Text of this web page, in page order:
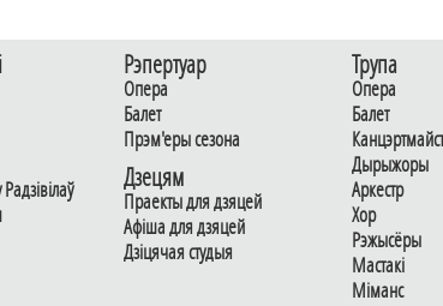
Рэпертуар
Опера
Балет
Прэм'еры сезона
Дзецям
Праекты для дзяцей
Афiша для дзяцей
Дзiцячая студыя
Трупа
Опера
Балет
Дырыжоры
Аркестр
Хор
Рэжысёры
Мастакі
Мiманс